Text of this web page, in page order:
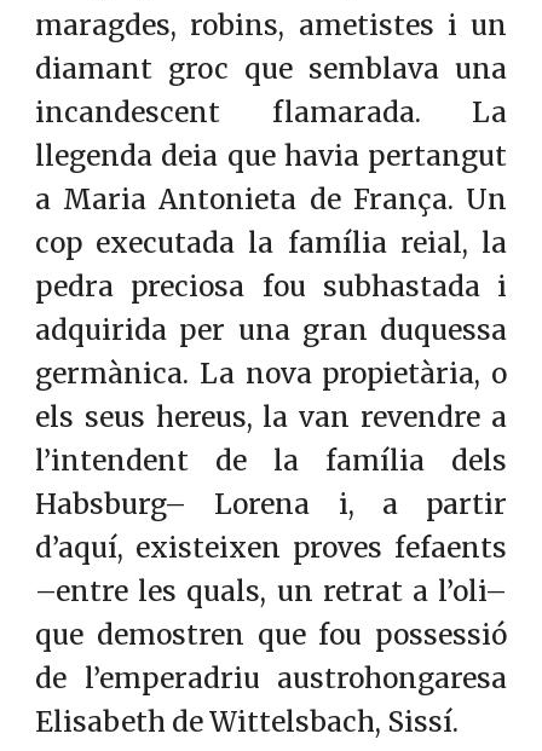
maragdes, robins, ametistes i un
diamant groc que semblava una
incandescent flamarada. La
llegenda deia que havia pertangut
a Maria Antonieta de França. Un
cop executada la família reial, la
pedra preciosa fou subhastada i
adquirida per una gran duquessa
germànica. La nova propietària, o
els seus hereus, la van revendre a
l’intendent de la família dels
Habsburg– Lorena i, a partir
d’aquí, existeixen proves fefaents
–entre les quals, un retrat a l’oli–
que demostren que fou possessió
de l’emperadriu austrohongaresa
Elisabeth de Wittelsbach, Sissí.